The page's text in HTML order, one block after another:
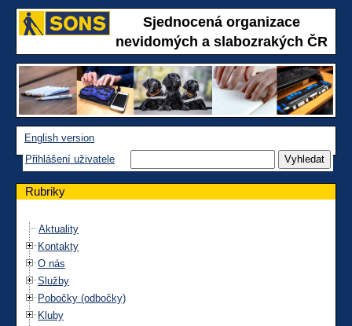
Sjednocená organizace
nevidomých a slabozrakých ČR
English version
Přihlášení uživatele
Rubriky
Aktuality
Kontakty
O nás
Služby
Pobočky (odbočky)
Kluby